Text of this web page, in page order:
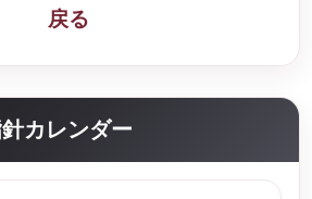
戻る
カレンダー